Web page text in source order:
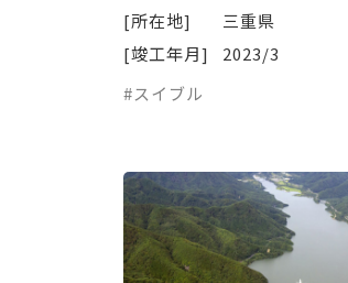
[所在地]
三重県
[竣工年月]
2023/3
#スイブル